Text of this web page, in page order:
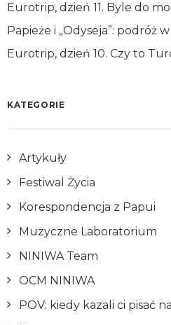
Eurotrip, dzień 11. Byle do
Papieże i „Odyseja”: podróż
Eurotrip, dzień 10. Czy to
KATEGORIE
Artykuły
Festiwal Życia
Korespondencja z Papui
Muzyczne Laboratorium
NINIWA Team
OCM NINIWA
POV: kiedy kazali ci pisać